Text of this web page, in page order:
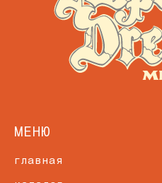
МЕНЮ
главная